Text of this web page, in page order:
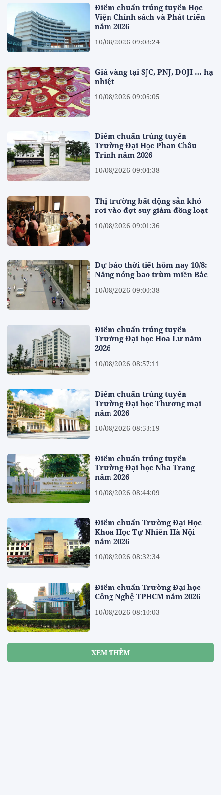
Điểm chuẩn trúng tuyển Học
Viện Chính sách và Phát triển
năm 2026
10/08/2026 09:08:24
Giá vàng tại SJC, PNJ, DOJI … hạ
nhiệt
10/08/2026 09:06:05
Điểm chuẩn trúng tuyển
Trường Đại Học Phan Châu
Trinh năm 2026
10/08/2026 09:04:38
Thị trường bất động sản khó
rơi vào đợt suy giảm đồng loạt
10/08/2026 09:01:36
Dự báo thời tiết hôm nay 10/8:
Nắng nóng bao trùm miền Bắc
10/08/2026 09:00:38
Điểm chuẩn trúng tuyển
Trường Đại học Hoa Lư năm
2026
10/08/2026 08:57:11
Điểm chuẩn trúng tuyển
Trường Đại học Thương mại
năm 2026
10/08/2026 08:53:19
Điểm chuẩn trúng tuyển
Trường Đại học Nha Trang
năm 2026
10/08/2026 08:44:09
Điểm chuẩn Trường Đại Học
Khoa Học Tự Nhiên Hà Nội
năm 2026
10/08/2026 08:32:34
Điểm chuẩn Trường Đại học
Công Nghệ TPHCM năm 2026
10/08/2026 08:10:03
XEM THÊM